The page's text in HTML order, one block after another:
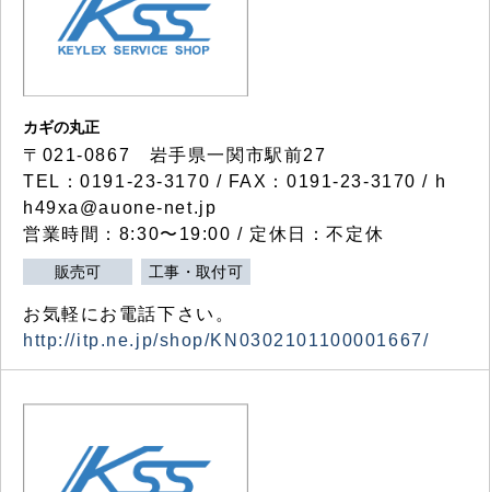
カギの丸正
〒021-0867 岩手県一関市駅前27
TEL：0191-23-3170 / FAX：0191-23-3170 / h
h49xa@auone-net.jp
営業時間：8:30〜19:00 / 定休日：不定休
販売可 工事・取付可
お気軽にお電話下さい。
http://itp.ne.jp/shop/KN0302101100001667/